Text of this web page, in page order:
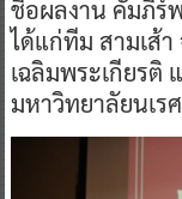
ชื่อผลงาน คัมภีร์
ได้แก่ทีม สามเส้า
เฉลิมพระเกียรติ
มหาวิทยาลัยนเร